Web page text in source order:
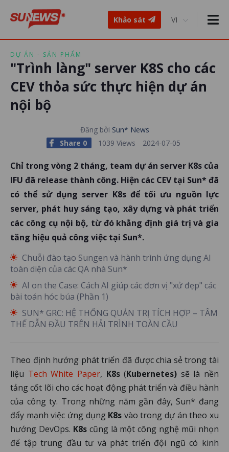
Khảo sát
DỰ ÁN - SẢN PHẨM
"Trình làng" server K8S cho các
CEV thỏa sức thực hiện dự án
nội bộ
Đăng bởi Sun* News
Share 0
1039 Views 2024-07-05
Chỉ trong vòng 2 tháng, team dự án server K8s của
IFU đã release thành công. Hiện các CEV tại Sun* đã
có thể sử dụng server K8s để tối ưu nguồn lực
server, phát huy sáng tạo, xây dựng và phát triển
các công cụ nội bộ, từ đó khẳng định giá trị và gia
tăng hiệu quả công việc tại Sun*.
Chuỗi đào tạo Sungen và hành trình ứng dụng AI
toàn diện của các QA nhà Sun*
AI on the Case: Cách AI giúp các đơn vị "xử đẹp" các
bài toán hóc búa (Phần 1)
SUN* GRC: HỆ THỐNG QUẢN TRỊ TÍCH HỢP – TÂM
THẾ DẪN ĐẦU TRÊN HẢI TRÌNH TOÀN CẦU
Theo định hướng phát triển đã được chia sẻ trong tài
liệu Tech White Paper, K8s(Kubernetes) sẽ là nền
tảng cốt lõi cho các hoạt động phát triển và điều hành
của công ty. Trong những năm gần đây, Sun* đang
đẩy mạnh việc ứng dụng K8s vào trong dự án theo xu
hướng DevOps. K8scũng là một công nghệ mũi nhọn
để tập trung đầu tư và phát triển đội ngũ có kinh